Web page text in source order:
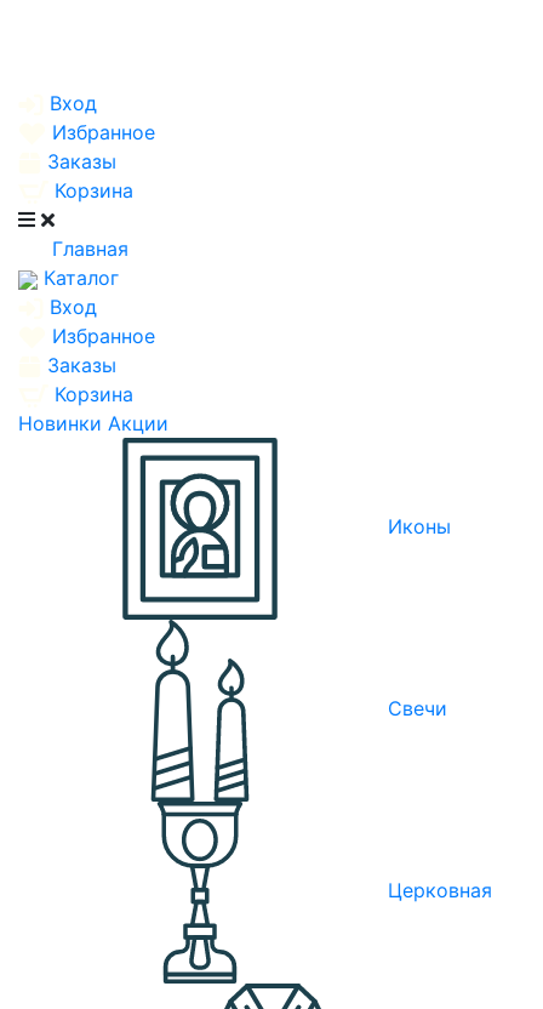
Вход
Избранное
Заказы
Корзина
Главная
Каталог
Вход
Избранное
Заказы
Корзина
Новинки Акции
Иконы
Свечи
Церковная